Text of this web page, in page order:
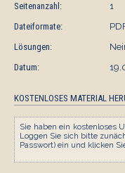
Seitenanzahl:
1
Dateiformate:
Lösungen:
Datum:
KOSTENLOSES MATERIAL
Sie haben ein kostenloses
Loggen Sie sich bitte
Passwort) ein und klicken